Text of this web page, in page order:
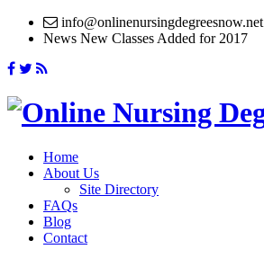
info@onlinenursingdegreesnow.net
News New Classes Added for 2017
Home
About Us
Site Directory
FAQs
Blog
Contact